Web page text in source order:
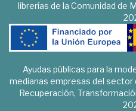
librerías de la Comunidad de
Ayudas públicas para la
medianas empresas del sector
Recuperación,